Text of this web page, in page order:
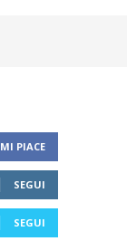
MI PIACE
SEGUI
SEGUI